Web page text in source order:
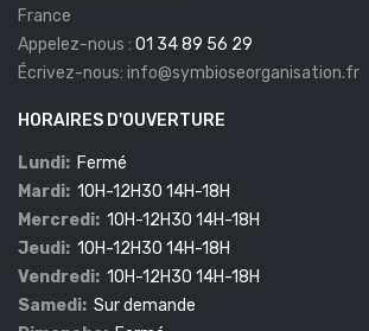
France
Appelez-nous : 01 34 89 56 29
Écrivez-nous: info@symbioseorganisation.fr
HORAIRES D'OUVERTURE
Lundi: Fermé
Mardi: 10H-12H30 14H-18H
Mercredi: 10H-12H30 14H-18H
Jeudi: 10H-12H30 14H-18H
Vendredi: 10H-12H30 14H-18H
Samedi: Sur demande